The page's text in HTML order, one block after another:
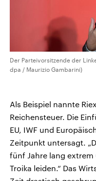
Der Parteivorsitzende der
dpa / Maurizio Gambarini)
Als Beispiel nannte
Reichensteuer. Die
EU, IWF und
Zeitpunkt untersagt.
fünf Jahre lang
Troika leiden.“ Das